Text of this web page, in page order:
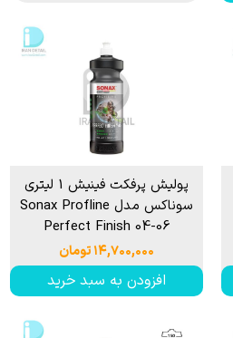
پولیش پرفکت فینیش 1 لیتری
سوناکس مدل Sonax Profline
Perfect Finish 04-06
۱۴,۷۰۰,۰۰۰ تومان
افزودن به سبد خرید